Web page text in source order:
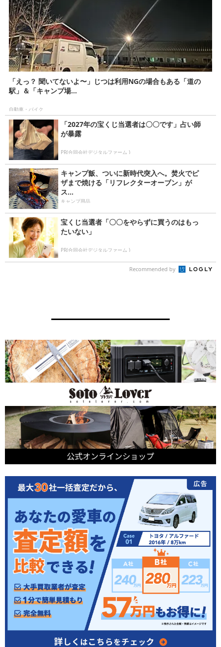
「えっ？ 聞いてないよ〜」じつは利用NGの場合もある「道の
駅」＆「キャンプ場...
自動車・バイク
「2027年の宝くじ当選者は〇〇です」占い師
が暴露
PR(合同会社デジタルファーム )
キャンプ飯、ついに新時代突入へ。焚火でピ
ザまで焼ける「リフレクターオーブン」が
ス...
キャンプ用品
宝くじ当選者「〇〇をやらずに買うのはもっ
たいない」
PR(合同会社デジタルファーム )
Recommended by